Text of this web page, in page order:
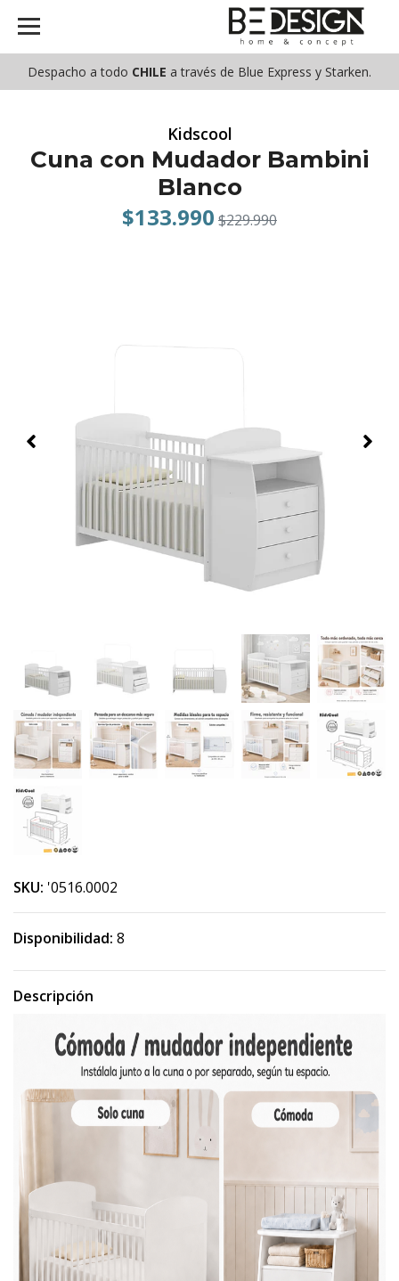
Despacho a todo CHILE a través de Blue Express y Starken.
Kidscool
Cuna con Mudador Bambini
Blanco
$133.990 $229.990
SKU: '0516.0002
Disponibilidad: 8
Descripción